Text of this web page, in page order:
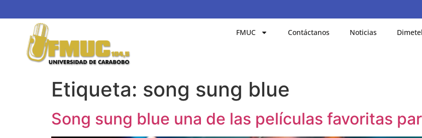
FMUC Contáctanos Noticias
Etiqueta: song sung blue
Song sung blue una de las películas favoritas